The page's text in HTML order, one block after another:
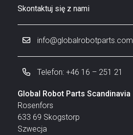
Skontaktuj się z nami
info@globalrobotparts.com
Telefon: +46 16 – 251 21
Global Robot Parts Scandinavia
Rosenfors
633 69 Skogstorp
Szwecja